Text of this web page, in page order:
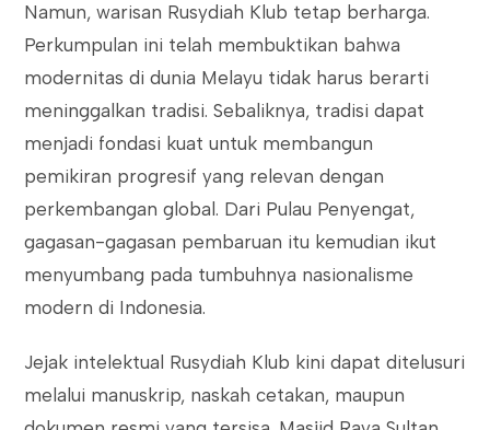
Namun, warisan Rusydiah Klub tetap berharga.
Perkumpulan ini telah membuktikan bahwa
modernitas di dunia Melayu tidak harus berarti
meninggalkan tradisi. Sebaliknya, tradisi dapat
menjadi fondasi kuat untuk membangun
pemikiran progresif yang relevan dengan
perkembangan global. Dari Pulau Penyengat,
gagasan-gagasan pembaruan itu kemudian ikut
menyumbang pada tumbuhnya nasionalisme
modern di Indonesia.
Jejak intelektual Rusydiah Klub kini dapat ditelusuri
melalui manuskrip, naskah cetakan, maupun